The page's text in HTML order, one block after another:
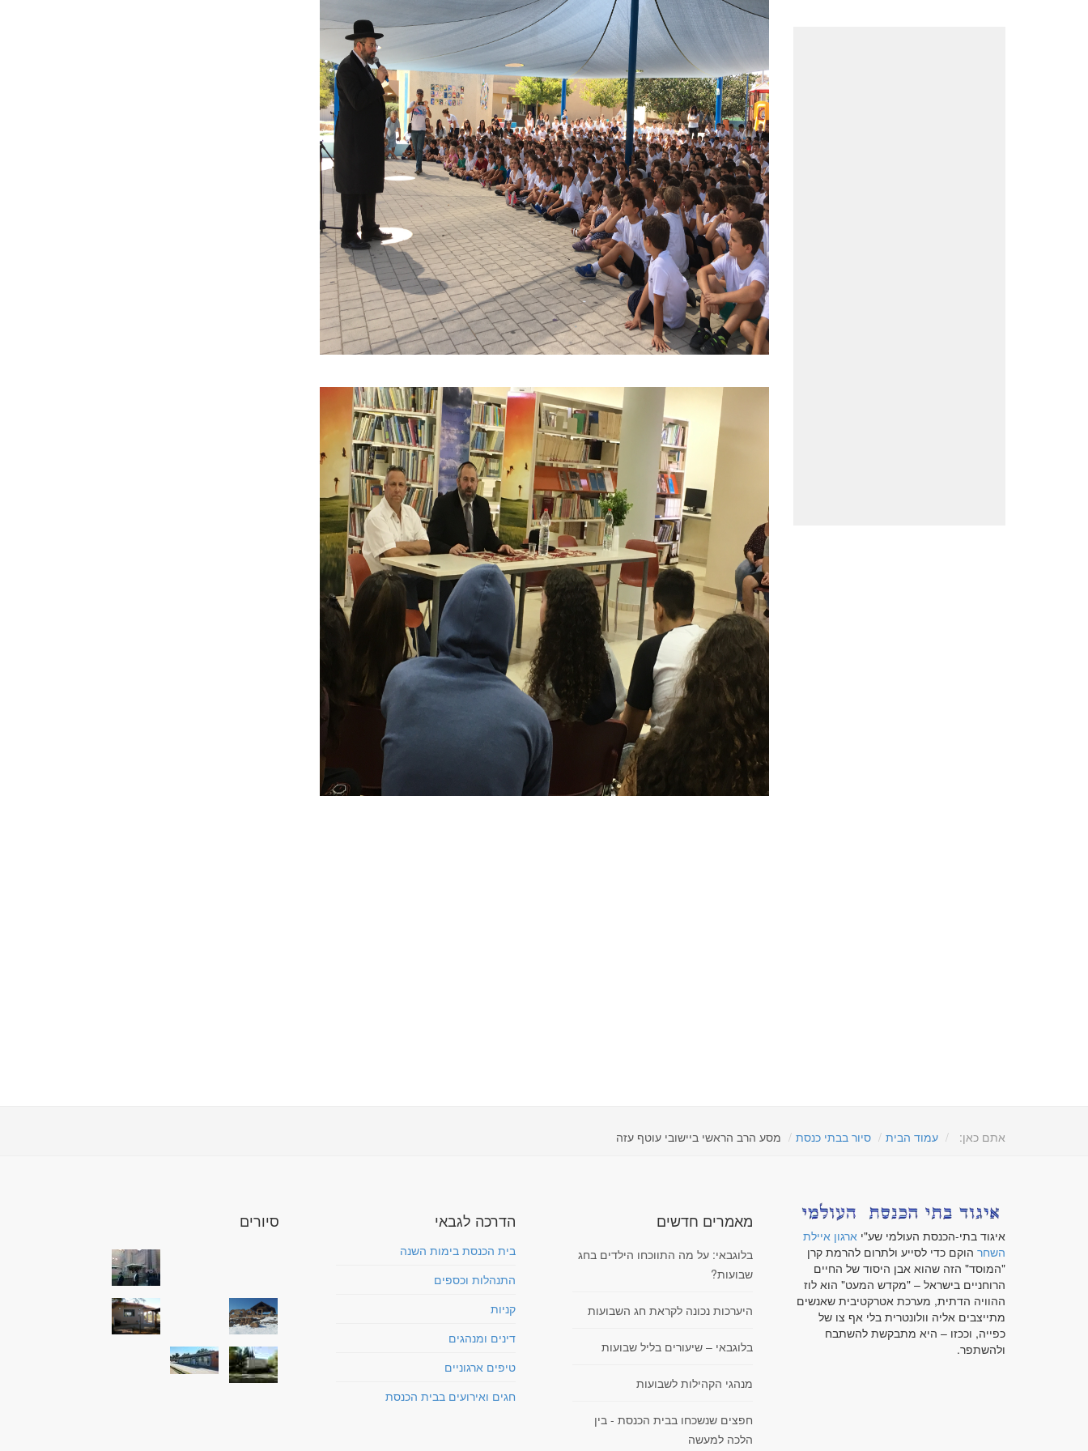
אתם כאן: עמוד הבית סיור בבתי כנסת מסע הרב הראשי ביישובי עוטף עזה
איגוד בתי-הכנסת העולמי שע"י ארגון איילת
השחר הוקם כדי לסייע ולתרום להרמת קרן
"המוסד" הזה שהוא אבן היסוד של החיים
הרוחניים בישראל – "מקדש המעט" הוא לוז
ההוויה הדתית, מערכת אטרקטיבית שאנשים
מתייצבים אליה וולונטרית בלי אף צו של
כפייה, וככזו – היא מתבקשת להשתבח
ולהשתפר.
מאמרים חדשים
בלוגבאי: על מה התווכחו הילדים בחג
שבועות?
היערכות נכונה לקראת חג השבועות
בלוגבאי – שיעורים בליל שבועות
מנהגי הקהילות לשבועות
חפצים שנשכחו בבית הכנסת - בין
הלכה למעשה
הדרכה לגבאי
בית הכנסת בימות השנה
התנהלות וכספים
קניות
דינים ומנהגים
טיפים ארגוניים
חגים ואירועים בבית הכנסת
סיורים